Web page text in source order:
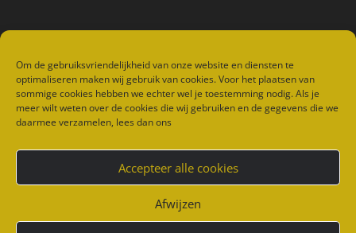
Om de gebruiksvriendelijkheid van onze website en diensten te
optimaliseren maken wij gebruik van cookies. Voor het plaatsen van
sommige cookies hebben we echter wel je toestemming nodig. Als je
meer wilt weten over de cookies die wij gebruiken en de gegevens die we
daarmee verzamelen, lees dan ons
Accepteer alle cookies
Afwijzen
Home Spelletjes
Vermaak
Food & Diversen
Kidsfun
Referenties
Contact
Privacybeleid Cookiebeleid (EU)